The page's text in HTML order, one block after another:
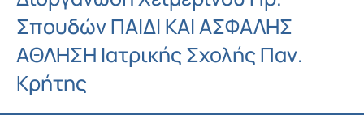
Σπουδών ΠΑΙΔΙ ΚΑΙ ΑΣΦΑΛΗΣ
ΑΘΛΗΣΗ Ιατρικής Σχολής Παν.
Κρήτης